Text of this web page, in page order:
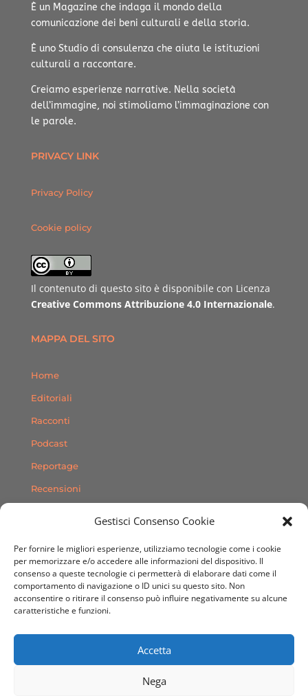
Gestisci Consenso Cookie
Per fornire le migliori esperienze, utilizziamo tecnologie come i cookie
per memorizzare e/o accedere alle informazioni del dispositivo. Il
consenso a queste tecnologie ci permetterà di elaborare dati come il
comportamento di navigazione o ID unici su questo sito. Non
acconsentire o ritirare il consenso può influire negativamente su alcune
caratteristiche e funzioni.
Accetta
Nega
È un Magazine che indaga il mondo della
comunicazione dei beni culturali e della storia.
È uno Studio di consulenza che aiuta le istituzioni
culturali a raccontare.
Creiamo esperienze narrative. Nella società
dell’immagine, noi stimoliamo l’immaginazione con
le parole.
PRIVACY LINK
Privacy Policy
Cookie policy
Il contenuto di questo sito è disponibile con Licenza
Creative Commons Attribuzione 4.0 Internazionale.
MAPPA DEL SITO
Home
Editoriali
Racconti
Podcast
Reportage
Recensioni
Contatti
SEGUICI SUI SOCIAL